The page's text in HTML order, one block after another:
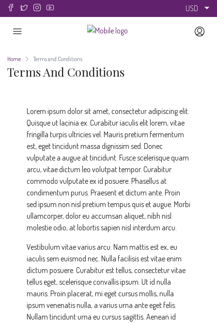
USD
Home Terms and Conditions
Terms And Conditions
Lorem ipsum dolor sit amet, consectetur adipiscing elit.
Quisque ut lacinia ex. Curabitur iaculis elit lorem, vitae
fringilla turpis ultricies vel. Mauris pretium fermentum
est, eget tincidunt massa dignissim sed. Donec
vulputate a augue at tincidunt. Fusce scelerisque quam
arcu, vitae dictum leo volutpat tempor. Curabitur
commodo vulputate ex id posuere. Phasellus at
condimentum purus. Praesent et dictum ante. Proin
sed ipsum non nisl pretium tempus quis et augue. Morbi
ullamcorper, dolor eu accumsan aliquet, nibh nisl
molestie odio, at lobortis sapien nisl interdum arcu.
Vestibulum vitae varius arcu. Nam mattis est ex, eu
iaculis sem euismod nec. Nulla facilisis est vitae enim
dictum posuere. Curabitur est tellus, consectetur vitae
tellus eget, scelerisque convallis ipsum. Ut id nulla
mauris. Proin placerat, mi eget cursus mollis, nulla
ipsum venenatis nulla, a varius urna ante eget felis.
Nullam tincidunt urna eu cursus sagittis. Aenean id